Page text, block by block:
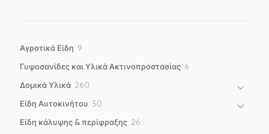
Αγροτικά Είδη 9
Γυψοσανίδες και Υλικά Ακτινοπροστασίας 6
Δομικά Υλικά 260260
Είδη Αυτοκινήτου 5050
Είδη κάλυψης & περίφραξης 26